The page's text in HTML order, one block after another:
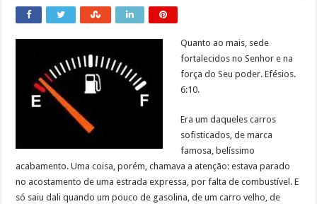
Quanto ao mais, sede
fortalecidos no Senhor e na
força do Seu poder. Efésios.
6:10.
Era um daqueles carros
sofisticados, de marca
famosa, belíssimo
acabamento. Uma coisa, porém, chamava a atenção: estava parado
no acostamento de uma estrada expressa, por falta de combustível. E
só saiu dali quando um pouco de gasolina, de um carro velho, de